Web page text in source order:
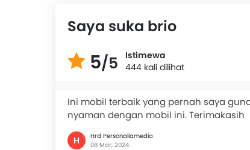
Saya suka brio
5/5
Istimewa
444 kali dilihat
Ini mobil terbaik yang pernah saya
nyaman dengan mobil ini. Terimakasih
H
Hrd Personaliamedia
08 Mar, 2024